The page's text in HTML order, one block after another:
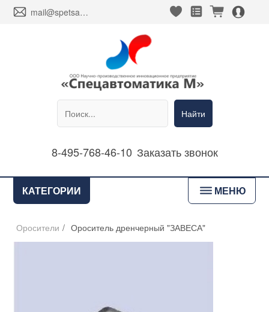
envelope mail@spetsavtomatika-m.ru heart_fill square_favorites_fill cart_fill person_alt_circle_fill
Найти
8-495-768-46-10 Заказать звонок
КАТЕГОРИИ bars МЕНЮ
Оросители / Ороситель дренчерный "ЗАВЕСА"